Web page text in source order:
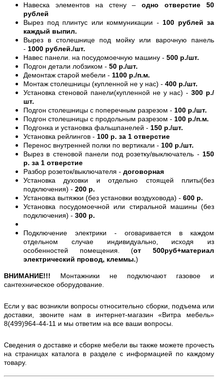
Навеска элементов на стену –одно отверстие 50
рублей
Вырез под плинтус или коммуникации - 100 рублей за
каждый выпил.
Вырез в столешнице под мойку или варочную панель
- 1000 рублей./шт.
Навес панели. на посудомоечную машину - 500 р./шт.
Подгон детали лобзиком - 50 р./шт.
Демонтаж старой мебели - 1100 р./п.м.
Монтаж столешницы (купленной не у нас) - 400 р./шт.
Установка стеновой панели(купленной не у нас) -300 р./
шт.
Подгон столешницы с поперечным разрезом - 100 р./шт.
Подгон столешницы с продольным разрезом - 100 р./п.м.
Подгонка и установка фальшпанелей - 150 р./шт.
Установка рейлингов - 100 р. за 1 отверстие
Перенос внутренней полки по вертикали - 100 р./шт.
Вырез в стеновой панели под розетку/выключатель - 150
р. за 1 отверстие
Разбор розеток/выключателя - договорная
Установка духовки и отдельно стоящей плиты(без
подключения) - 200 р.
Установка вытяжки (без установки воздуховода) - 600 р.
Установка посудомоечной или стиральной машины (без
подключения) - 300 р.
Подключение электрики - оговаривается в каждом
отдельном случае индивидуально, исходя из
особенностей помещения. (от 500руб+материал
электрический провод, клеммы.)
ВНИМАНИЕ!!! Монтажники не подключают газовое и
сантехническое оборудование.
Если у вас возникли вопросы относительно сборки, подъема или
доставки, звоните нам в интернет-магазин «Витра мебель»
8(499)964-44-11 и мы ответим на все ваши вопросы.
Сведения о доставке и сборке мебели вы также можете прочесть
на страницах каталога в разделе с информацией по каждому
товару.